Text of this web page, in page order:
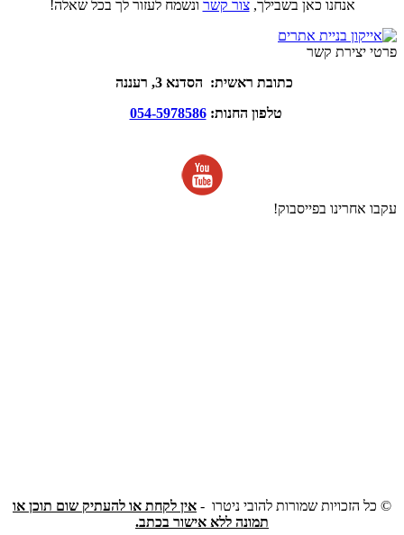
אנחנו כאן בשבילך,צור קשר ונשמח לעזור לך בכל שאלה!
פרטי יצירת קשר
כתובת ראשית: הסדנא 3, רעננה
טלפון החנות:054-5978586
עקבו אחרינו בפייסבוק!
© כל הזכויות שמורות להובי ניטרו - אין לקחת או להעתיק שום תוכן או
תמונה ללא אישור בכתב.